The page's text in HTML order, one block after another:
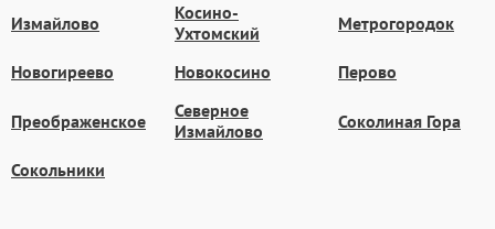
Измайлово
Косино-
Ухтомский
Метрогородок
Новогиреево Новокосино Перово
Преображенское
Северное
Измайлово
Соколиная Гора
Сокольники